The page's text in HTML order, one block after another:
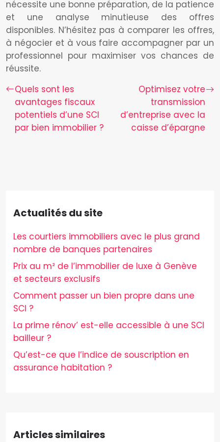
nécessite une bonne préparation, de la patience
et une analyse minutieuse des offres
disponibles. N’hésitez pas à comparer les offres,
à négocier et à vous faire accompagner par un
professionnel pour maximiser vos chances de
réussite.
Quels sont les
avantages fiscaux
potentiels d’une SCI
par bien immobilier ?
Optimisez votre
transmission
d’entreprise avec la
caisse d’épargne
Actualités du site
Les courtiers immobiliers avec le plus grand
nombre de banques partenaires
Prix au m² de l’immobilier de luxe à Genève
et secteurs exclusifs
Comment passer un bien propre dans une
SCI ?
La prime rénov’ est-elle accessible à une SCI
bailleur ?
Qu’est-ce que l’indice de souscription en
assurance habitation ?
Articles similaires